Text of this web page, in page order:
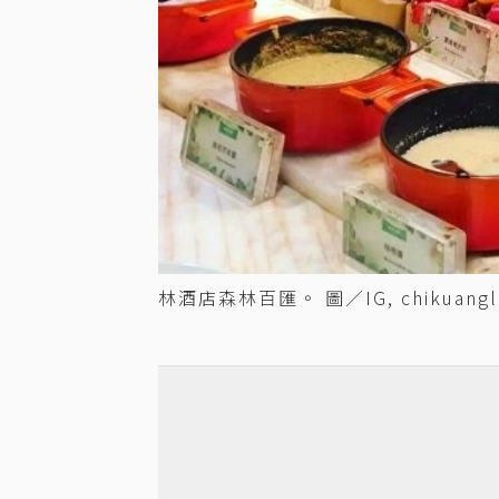
林酒店森林百匯。 圖／IG,